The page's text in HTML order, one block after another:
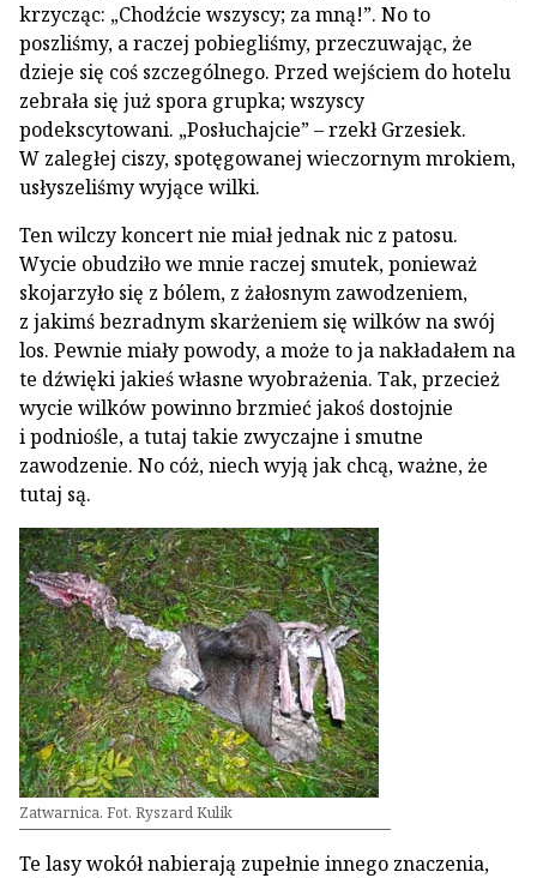
krzycząc: „Chodźcie wszyscy; za mną!”. No to
poszliśmy, a raczej pobiegliśmy, przeczuwając, że
dzieje się coś szczególnego. Przed wejściem do hotelu
zebrała się już spora grupka; wszyscy
podekscytowani. „Posłuchajcie” – rzekł Grzesiek.
W zaległej ciszy, spotęgowanej wieczornym mrokiem,
usłyszeliśmy wyjące wilki.
Ten wilczy koncert nie miał jednak nic z patosu.
Wycie obudziło we mnie raczej smutek, ponieważ
skojarzyło się z bólem, z żałosnym zawodzeniem,
z jakimś bezradnym skarżeniem się wilków na swój
los. Pewnie miały powody, a może to ja nakładałem na
te dźwięki jakieś własne wyobrażenia. Tak, przecież
wycie wilków powinno brzmieć jakoś dostojnie
i podniośle, a tutaj takie zwyczajne i smutne
zawodzenie. No cóż, niech wyją jak chcą, ważne, że
tutaj są.
Zatwarnica. Fot. Ryszard Kulik
Te lasy wokół nabierają zupełnie innego znaczenia,